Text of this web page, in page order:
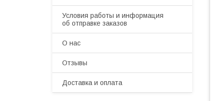
Условия работы и информация
об отправке заказов
О нас
Отзывы
Доставка и оплата